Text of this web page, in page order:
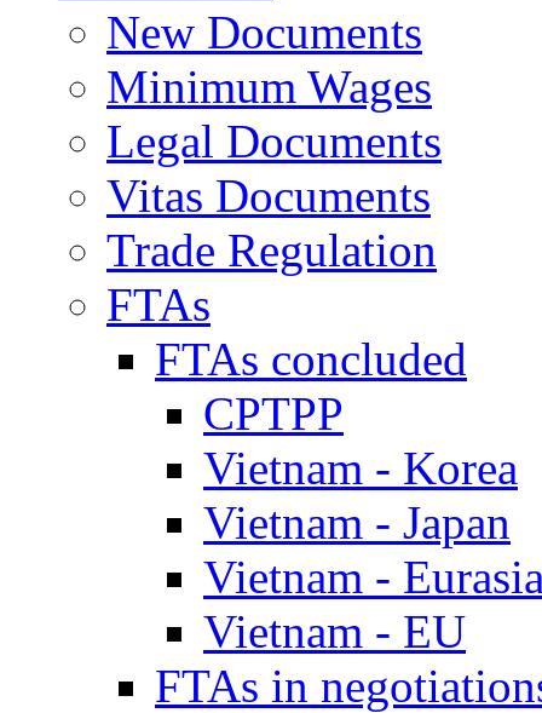
New Documents
Minimum Wages
Legal Documents
Vitas Documents
Trade Regulation
FTAs
FTAs concluded
CPTPP
Vietnam - Korea
Vietnam - Japan
Vietnam -
Vietnam - EU
FTAs in